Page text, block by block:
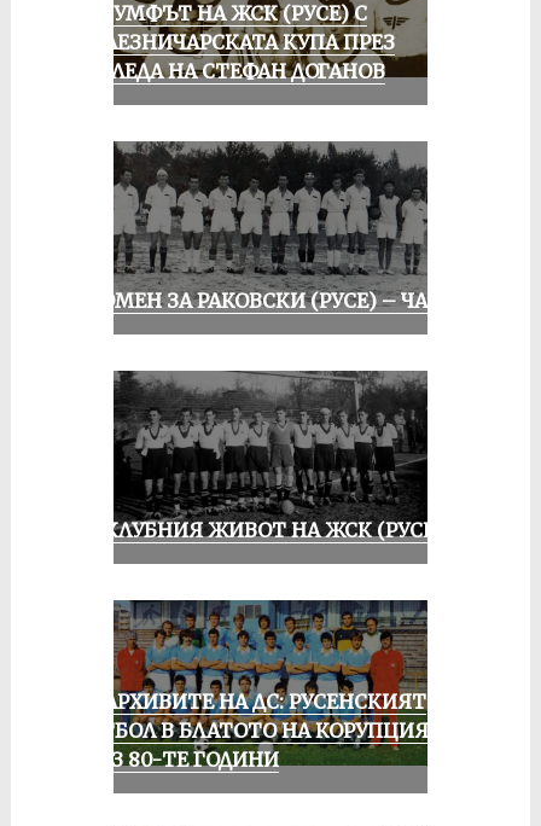
ТРИУМФЪТ НА ЖСК (РУСЕ) С
ЖЕЛЕЗНИЧАРСКАТА КУПА ПРЕЗ
ПОГЛЕДА НА СТЕФАН ДОГАНОВ
СПОМЕН ЗА РАКОВСКИ (РУСЕ) – ЧАСТ I
ИЗ КЛУБНИЯ ЖИВОТ НА ЖСК (РУСЕ)
ИЗ АРХИВИТЕ НА ДС: РУСЕНСКИЯТ
ФУТБОЛ В БЛАТОТО НА КОРУПЦИЯТА
ПРЕЗ 80-ТЕ ГОДИНИ